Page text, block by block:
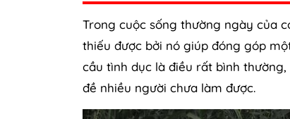
Trong cuộc sống thường ngày của
thiếu được bởi nó giúp đóng góp
cầu tình dục là điều rất bình
đề nhiều người chưa làm được.